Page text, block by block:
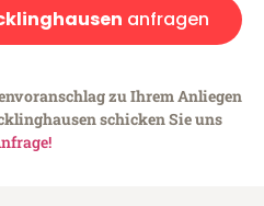
anfragen
zu Ihrem Anliegen
schicken Sie uns